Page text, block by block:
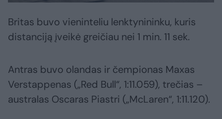
Britas buvo vieninteliu lenktynininku, kuris
distanciją įveikė greičiau nei 1 min. 11 sek.
Antras buvo olandas ir čempionas Maxas
Verstappenas („Red Bull“, 1:11.059), trečias –
australas Oscaras Piastri („McLaren“, 1:11.120).